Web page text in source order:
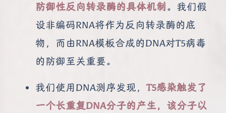
防御性反向转录酶的具体机制。我们假
设非编码RNA将作为反向转录酶的底
物，而由RNA模板合成的DNA对T5病毒
的防御至关重要。
我们使用DNA测序发现， T5感染触发了
一个长重复DNA分子的产生，该分子以